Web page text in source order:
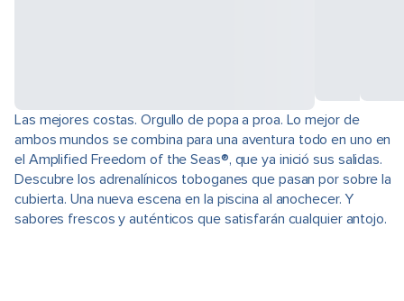
Las mejores costas. Orgullo de popa a proa. Lo mejor de
ambos mundos se combina para una aventura todo en uno en
el Amplified Freedom of the Seas®, que ya inició sus salidas.
Descubre los adrenalínicos toboganes que pasan por sobre la
cubierta. Una nueva escena en la piscina al anochecer. Y
sabores frescos y auténticos que satisfarán cualquier antojo.